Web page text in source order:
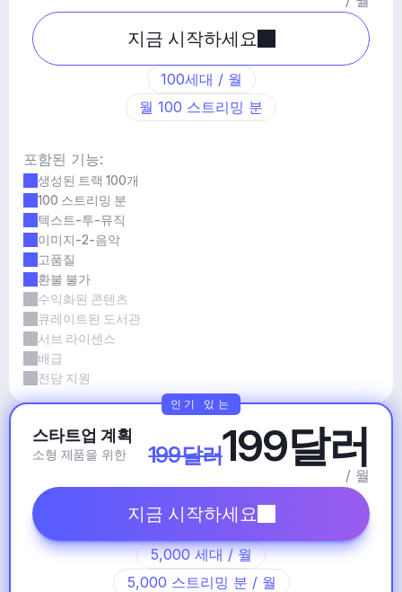
지금 시작하세요
100세대 / 월
월 100 스트리밍 분
포함된 기능:
생성된 트랙 100개
100 스트리밍 분
텍스트-투-뮤직
이미지-2-음악
고품질
환불 불가
수익화된 콘텐츠
큐레이트된 도서관
서브 라이센스
배급
전담 지원
스타트업 계획
소형 제품을 위한 199달러199달러
/ 월
지금 시작하세요
5,000 세대 / 월
5,000 스트리밍 분 / 월
인기 있는